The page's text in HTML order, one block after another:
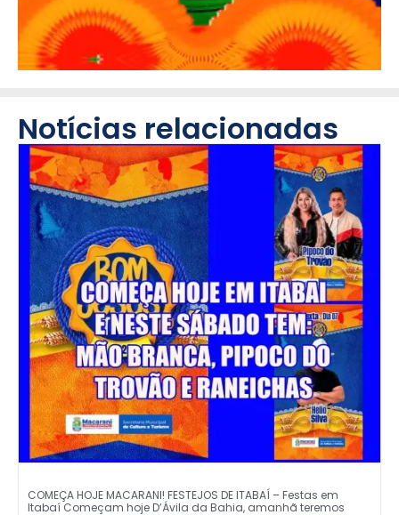
Notícias relacionadas
COMEÇA HOJE MACARANI! FESTEJOS DE ITABAÍ – Festas em
Itabaí Começam hoje D’Ávila da Bahia, amanhã teremos